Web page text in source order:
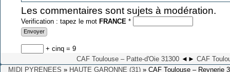
Les commentaires sont sujets à modération.
Verification : tapez le mot FRANCE *
+ cinq = 9
CAF Toulouse – Patte-d'Oie 31300 ◄ ► CAF
MIDI PYRENEES » HAUTE GARONNE (31) » CAF Toulouse – Reynerie